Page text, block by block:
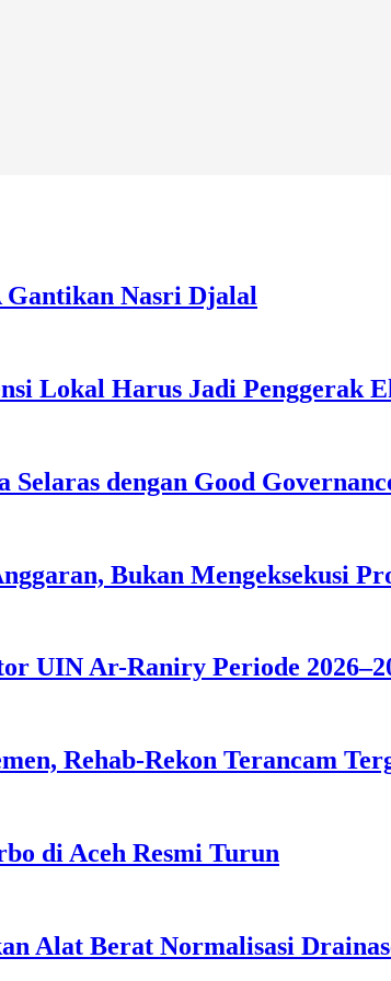
Nasri Djalal
Lokal Harus Jadi Penggerak
dengan Good
Bukan Mengeksekusi
UIN Ar-Raniry Periode
Rehab-Rekon Terancam
di Aceh Resmi Turun
Alat Berat Normalisasi